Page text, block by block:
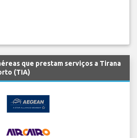
que prestam serviços a Tirana
(TIA)